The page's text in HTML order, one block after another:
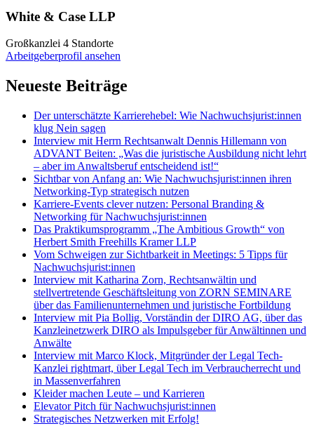
White & Case LLP
Großkanzlei 4 Standorte
Arbeitgeberprofil ansehen
Neueste Beiträge
Der unterschätzte Karrierehebel: Wie Nachwuchsjurist:innen
klug Nein sagen
Interview mit Herrn Rechtsanwalt Dennis Hillemann von
ADVANT Beiten: „Was die juristische Ausbildung nicht lehrt
– aber im Anwaltsberuf entscheidend ist!“
Sichtbar von Anfang an: Wie Nachwuchsjurist:innen ihren
Networking-Typ strategisch nutzen
Karriere-Events clever nutzen: Personal Branding &
Networking für Nachwuchsjurist:innen
Das Praktikumsprogramm „The Ambitious Growth“ von
Herbert Smith Freehills Kramer LLP
Vom Schweigen zur Sichtbarkeit in Meetings: 5 Tipps für
Nachwuchsjurist:innen
Interview mit Katharina Zorn, Rechtsanwältin und
stellvertretende Geschäftsleitung von ZORN SEMINARE
über das Familienunternehmen und juristische Fortbildung
Interview mit Pia Bollig, Vorständin der DIRO AG, über das
Kanzleinetzwerk DIRO als Impulsgeber für Anwältinnen und
Anwälte
Interview mit Marco Klock, Mitgründer der Legal Tech-
Kanzlei rightmart, über Legal Tech im Verbraucherrecht und
in Massenverfahren
Kleider machen Leute – und Karrieren
Elevator Pitch für Nachwuchsjurist:innen
Strategisches Netzwerken mit Erfolg!